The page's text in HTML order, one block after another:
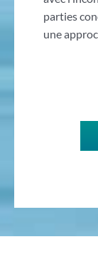
parties
une